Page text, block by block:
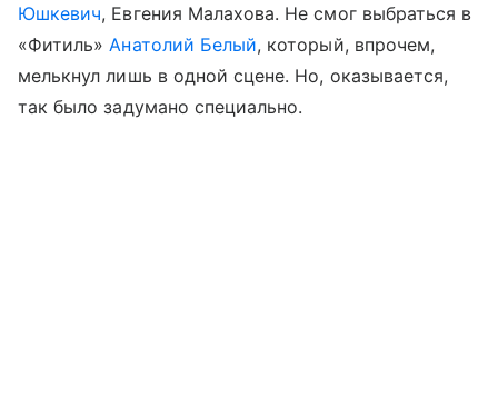
Юшкевич, Евгения Малахова. Не смог выбраться в
«Фитиль» Анатолий Белый, который, впрочем,
мелькнул лишь в одной сцене. Но, оказывается,
так было задумано специально.